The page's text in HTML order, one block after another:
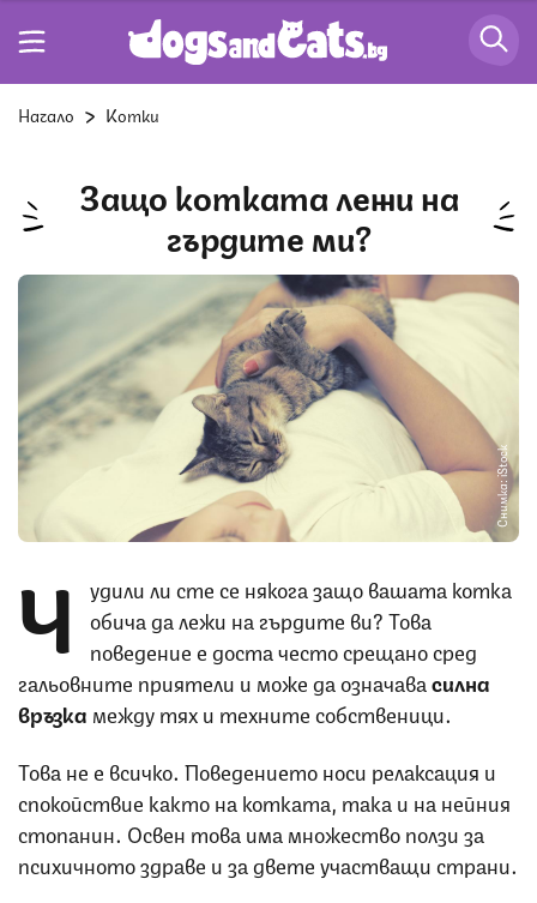
Начало Котки
Защо котката лежи на
гърдите ми?
Снимка: iStock
Ч
удили ли сте се някога защо вашата котка
обича да лежи на гърдите ви? Това
поведение е доста често срещано сред
гальовните приятели и може да означавасилна
връзка между тях и техните собственици.
Това не е всичко. Поведението носи релаксация и
спокойствие както на котката, така и на нейния
стопанин. Освен това има множество ползи за
психичното здраве и за двете участващи страни.